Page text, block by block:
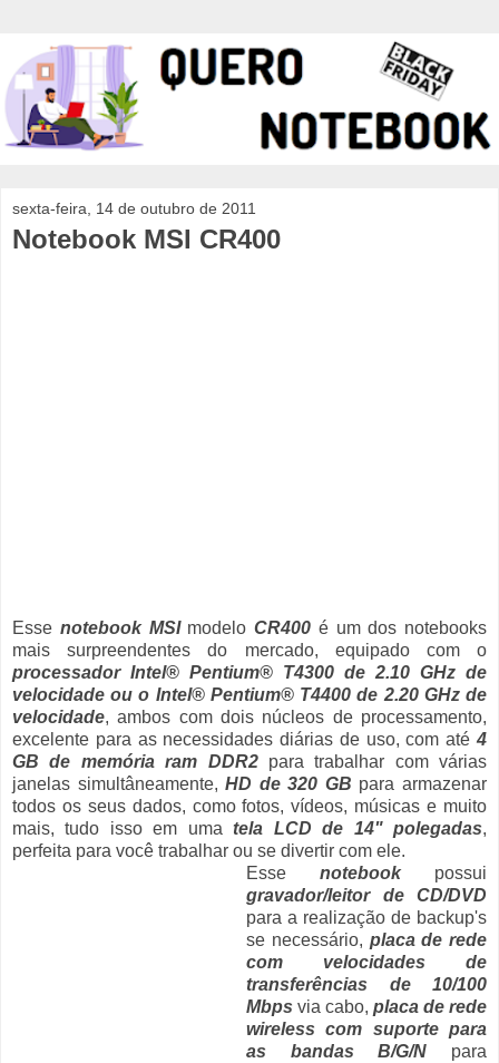
sexta-feira, 14 de outubro de 2011
Notebook MSI CR400
Esse notebook MSImodelo CR400 é um dos notebooks
mais surpreendentes do mercado, equipado com o
processador Intel® Pentium® T4300 de 2.10 GHz de
velocidade ou o Intel® Pentium® T4400 de 2.20 GHz de
velocidade, ambos com dois núcleos de processamento,
excelente para as necessidades diárias de uso, com até4
GB de memória ram DDR2para trabalhar com várias
janelas simultâneamente,HD de 320 GB para armazenar
todos os seus dados, como fotos, vídeos, músicas e muito
mais, tudo isso em umatela LCD de 14" polegadas,
perfeita para você trabalhar ou se divertir com ele.
Esse notebook possui
gravador/leitor de CD/DVD
para a realização de backup's
se necessário, placa de rede
com velocidades de
transferências de 10/100
Mbps via cabo, placa de rede
wireless com suporte para
as bandas B/G/N para